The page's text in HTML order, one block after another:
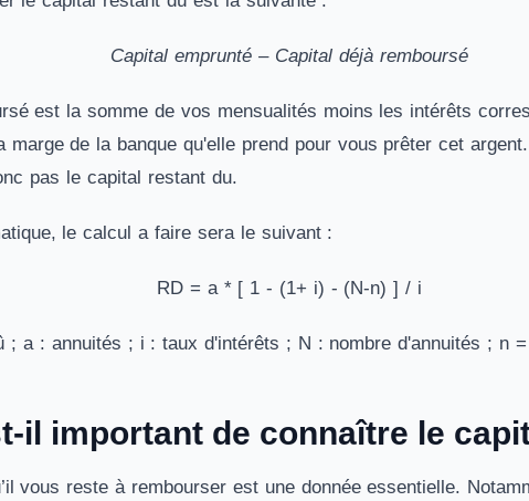
Capital emprunté – Capital déjà remboursé
est la somme de vos mensualités moins les intérêts
marge de la banque qu'elle prend pour vous prêter cet
pas le capital restant du.
le calcul a faire sera le suivant :
RD = a * [ 1 - (1+ i) - (N-n) ] / i
; a : annuités ; i : taux d'intérêts ; N : nombre d'annuités ; n
il important de connaître le
vous reste à rembourser est une donnée essentielle.